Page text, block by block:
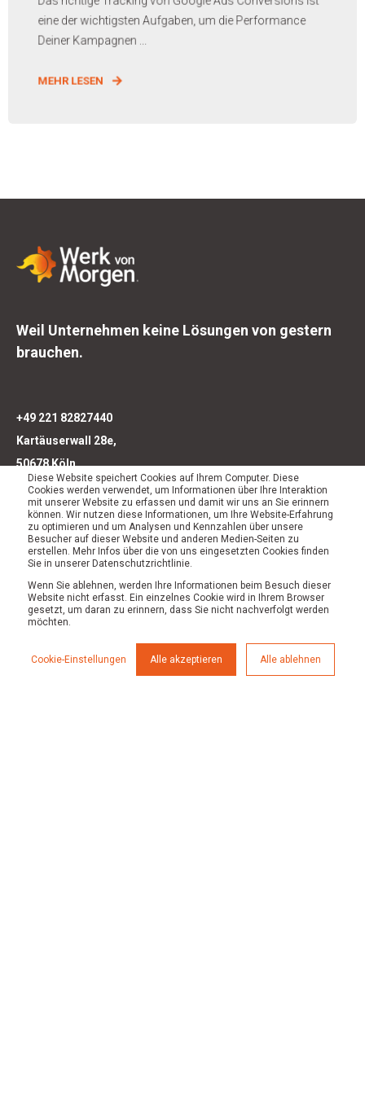
Diese Website speichert Cookies auf Ihrem Computer. Diese
Cookies werden verwendet, um Informationen über Ihre Interaktion
mit unserer Website zu erfassen und damit wir uns an Sie erinnern
können. Wir nutzen diese Informationen, um Ihre Website-Erfahrung
zu optimieren und um Analysen und Kennzahlen über unsere
Besucher auf dieser Website und anderen Medien-Seiten zu
erstellen. Mehr Infos über die von uns eingesetzten Cookies finden
Sie in unserer Datenschutzrichtlinie.
Wenn Sie ablehnen, werden Ihre Informationen beim Besuch dieser
Website nicht erfasst. Ein einzelnes Cookie wird in Ihrem Browser
gesetzt, um daran zu erinnern, dass Sie nicht nachverfolgt werden
möchten.
Cookie-Einstellungen Alle akzeptieren Alle ablehnen
eine der wichtigsten Aufgaben, um die Performance
Deiner Kampagnen ...
MEHR LESEN
Weil Unternehmen keine Lösungen von gestern
brauchen.
+49 221 82827440
Kartäuserwall 28e,
50678 Köln,
Kontakt
Leistungen
Strategie
Preise
Karriere